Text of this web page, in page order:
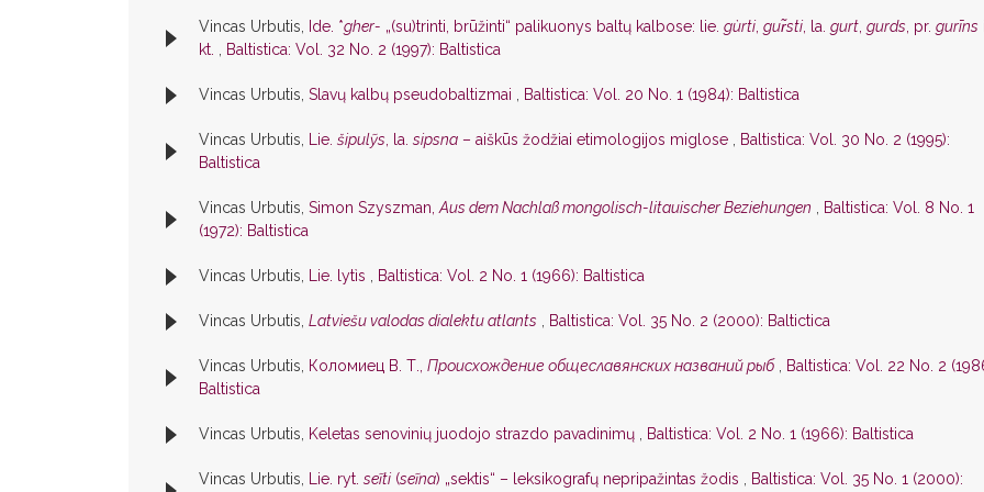
Vincas Urbutis, Ide. *gher- „(su)trinti, brūžinti“ palikuonys baltų kalbose: lie. gùrti, gur̃sti, la. gurt, gurds, pr. gurīns
kt. , Baltistica: Vol. 32 No. 2 (1997): Baltistica
Vincas Urbutis, Slavų kalbų pseudobaltizmai , Baltistica: Vol. 20 No. 1 (1984): Baltistica
Vincas Urbutis, Lie. šipulỹs, la. sipsna – aiškūs žodžiai etimologijos miglose , Baltistica: Vol. 30 No. 2 (1995):
Baltistica
Vincas Urbutis, Simon Szyszman,Aus dem Nachlaß mongolisch-litauischer Beziehungen , Baltistica: Vol. 8 No. 1
(1972): Baltistica
Vincas Urbutis, Lie. lytìs , Baltistica: Vol. 2 No. 1 (1966): Baltistica
Vincas Urbutis, Latviešu valodas dialektu atlants , Baltistica: Vol. 35 No. 2 (2000): Baltictica
Vincas Urbutis, Коломиец В. Т., Происхождение общеславянских названий рыб , Baltistica: Vol. 22 No. 2
Baltistica
Vincas Urbutis, Keletas senovinių juodojo strazdo pavadinimų , Baltistica: Vol. 2 No. 1 (1966): Baltistica
Vincas Urbutis, Lie. ryt. seĩti(seĩna) „sektis“ – leksikografų nepripažintas žodis , Baltistica: Vol. 35 No. 1 (2000):